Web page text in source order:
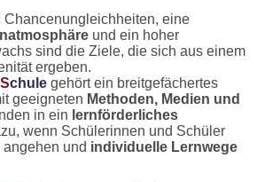
Chancenungleichheiten, eine
und ein hoher
sind die Ziele, die sich aus einem
ergeben.
Schule gehört ein breitgefächertes
geeigneten Methoden, Medien und
in ein lernförderliches
wenn Schülerinnen und Schüler
und individuelle Lernwege